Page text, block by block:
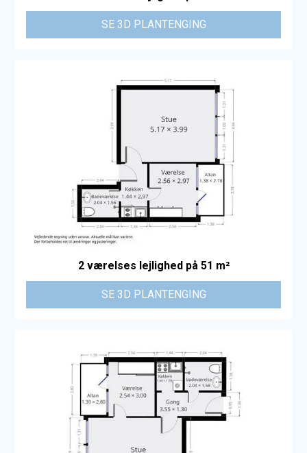
SE 3D PLANTENGING
2 værelses lejlighed på 51 m²
SE 3D PLANTENGING